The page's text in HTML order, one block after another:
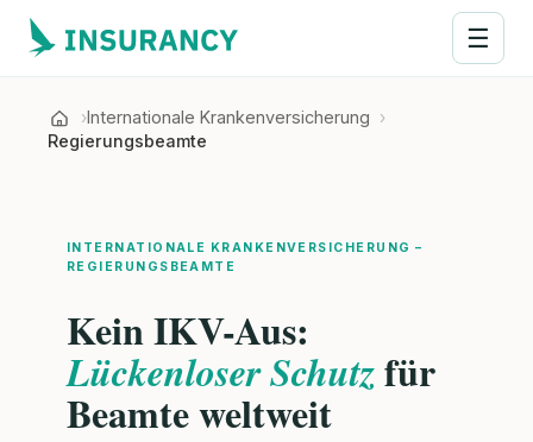
☰
Internationale Krankenversicherung
Regierungsbeamte
INTERNATIONALE KRANKENVERSICHERUNG –
REGIERUNGSBEAMTE
Kein IKV-Aus:
Lückenloser Schutzfür
Beamte weltweit